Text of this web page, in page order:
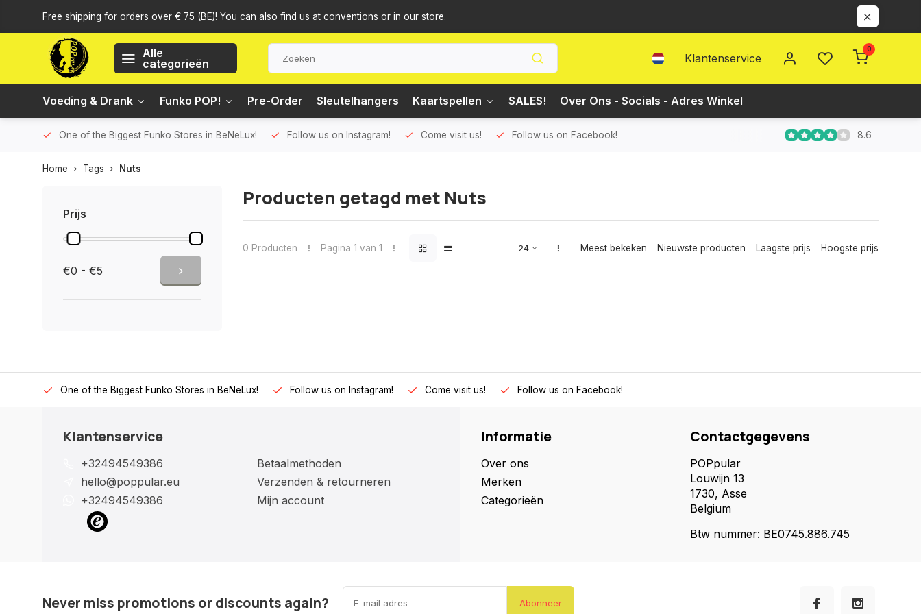
Free shipping for orders over € 75 (BE)! You can also find us at conventions or in our store.
Alle
categorieën
Klantenservice
0
Voeding & Drank Funko POP! Pre-Order Sleutelhangers Kaartspellen SALES! Over Ons - Socials - Adres Winkel
One of the Biggest Funko Stores in BeNeLux! Follow us on Instagram! Come visit us! Follow us on Facebook! 8.6
Home Tags Nuts
Prijs
€0 - €5
Producten getagd met Nuts
0 Producten Pagina 1 van 1 Meest bekeken Nieuwste producten Laagste prijs Hoogste prijs
One of the Biggest Funko Stores in BeNeLux! Follow us on Instagram! Come visit us! Follow us on Facebook!
Klantenservice
+32494549386
hello@poppular.eu
+32494549386
Betaalmethoden
Verzenden & retourneren
Mijn account
Informatie
Over ons
Merken
Categorieën
Contactgegevens
POPpular
Louwijn 13
1730, Asse
Belgium
Btw nummer: BE0745.886.745
Never miss promotions or discounts again? Abonneer